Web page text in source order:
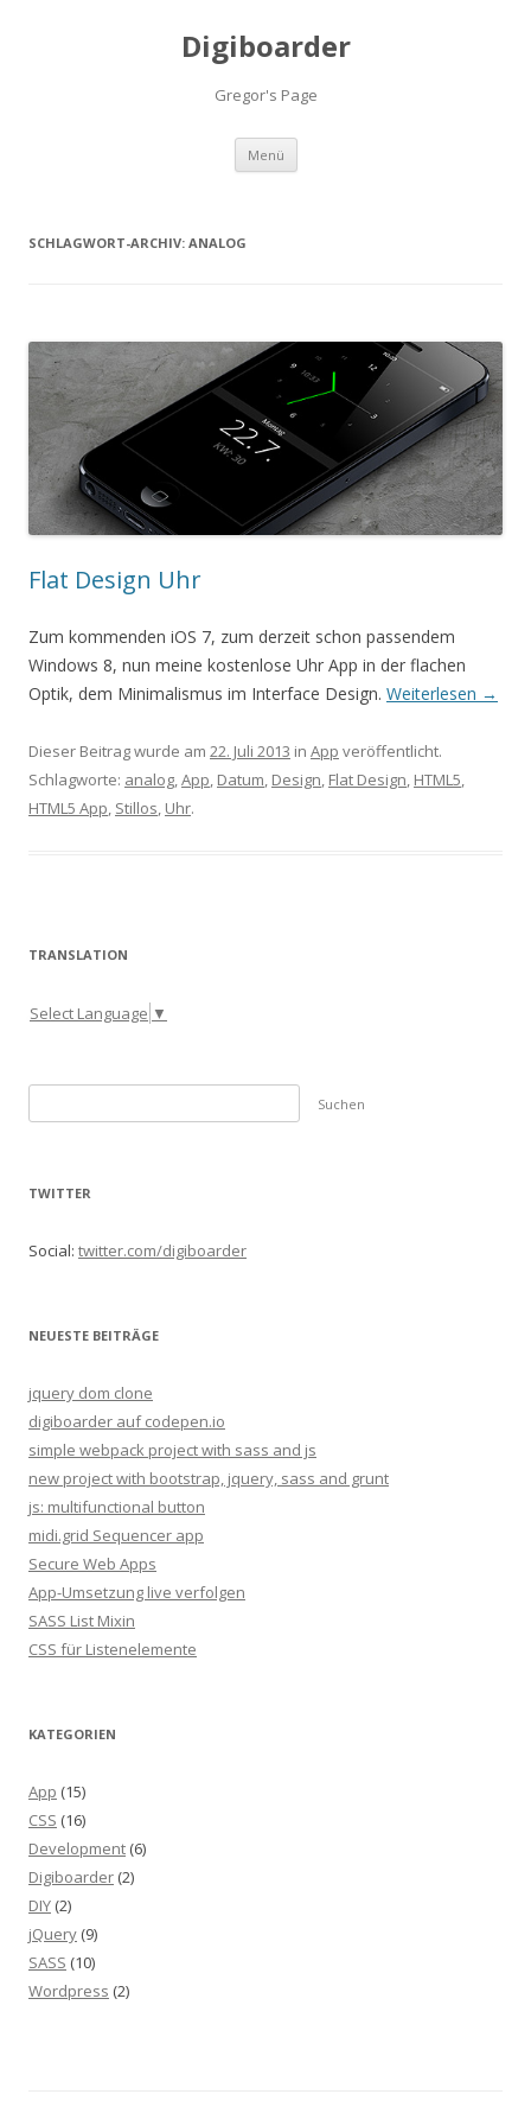
Digiboarder
Gregor's Page
Menü Zum
springen
SCHLAGWORT-ARCHIV: ANALOG
Flat Design Uhr
Zum kommenden iOS 7, zum derzeit schon passendem
Windows 8, nun meine kostenlose Uhr App in der flachen
Optik, dem Minimalismus im Interface Design. Weiterlesen →
Dieser Beitrag wurde am 22. Juli 2013 in App veröffentlicht.
Schlagworte: analog,App, Datum, Design, Flat Design, HTML5,
HTML5 App, Stillos, Uhr.
TRANSLATION
Select Language ▼
u
h
n
c
:
TWITTER
Social: twitter.com/digiboarder
NEUESTE BEITRÄGE
jquery dom clone
digiboarder auf codepen.io
simple webpack project with sass and js
new project with bootstrap, jquery, sass and grunt
js: multifunctional button
midi.grid Sequencer app
Secure Web Apps
App-Umsetzung live verfolgen
SASS List Mixin
CSS für Listenelemente
KATEGORIEN
App (15)
CSS (16)
Development (6)
Digiboarder (2)
DIY (2)
jQuery (9)
SASS (10)
Wordpress (2)